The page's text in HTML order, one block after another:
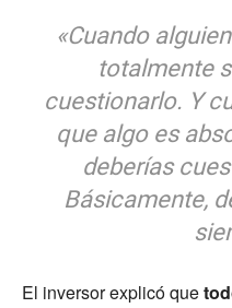
«Cuando
totalmente
cuestionarlo. Y
que algo es
deberías
Básicamente,
El inversor explicó que